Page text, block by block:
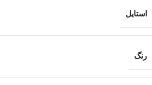
استایل
رنگ